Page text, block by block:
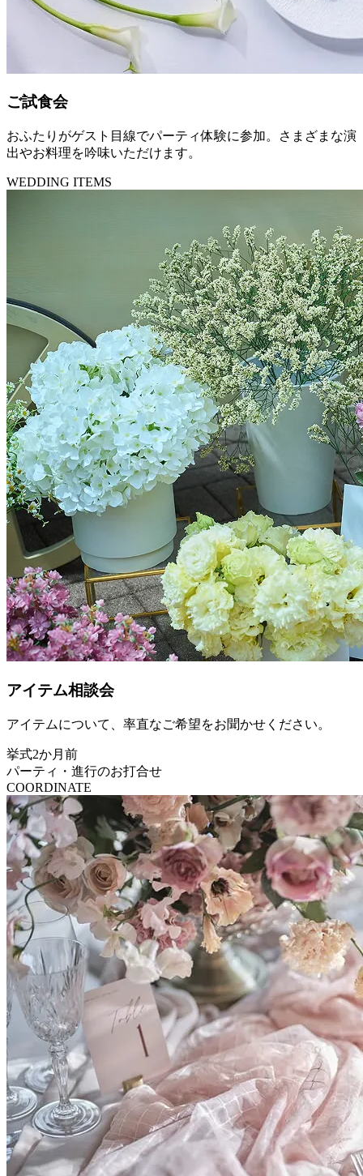
ご試食会
おふたりがゲスト目線でパーティ体験に参加。さまざまな演
出やお料理を吟味いただけます。
WEDDING ITEMS
アイテム相談会
アイテムについて、率直なご希望をお聞かせください。
挙式2か月前
パーティ・進行のお打合せ
COORDINATE